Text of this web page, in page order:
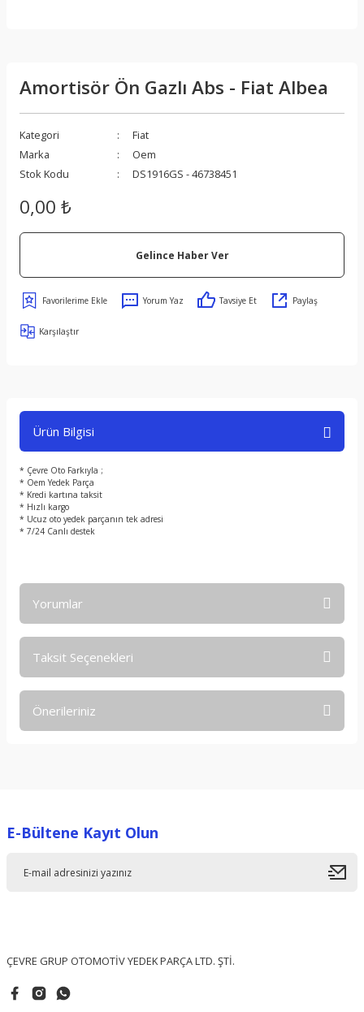
Amortisör Ön Gazlı Abs - Fiat Albea
Kategori
Fiat
Marka
Oem
Stok Kodu
DS1916GS - 46738451
0,00 ₺
Gelince Haber Ver
Yorum Yaz Tavsiye Et Paylaş
Karşılaştır
Ürün Bilgisi
* Çevre Oto Farkıyla ;
* Oem Yedek Parça
* Kredi kartına taksit
* Hızlı kargo
* Ucuz oto yedek parçanın tek adresi
* 7/24 Canlı destek
Yorumlar
Taksit Seçenekleri
Önerileriniz
Ürün resmi kalitesiz, bozuk veya görüntülenemiyor.
E-Bültene Kayıt Olun
ÇEVRE GRUP OTOMOTİV YEDEK PARÇA LTD. ŞTİ.